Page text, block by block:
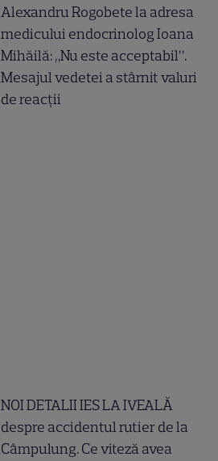
Alexandru Rogobete la adresa
medicului endocrinolog Ioana
Mihăilă: „Nu este acceptabil”.
Mesajul vedetei a stârnit valuri
de reacții
NOI DETALII IES LA IVEALĂ
despre accidentul rutier de la
Câmpulung. Ce viteză avea